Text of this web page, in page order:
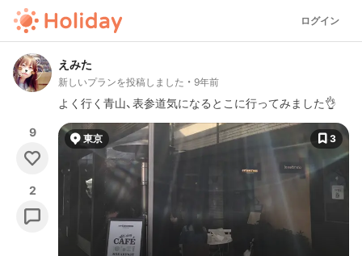
ログイン
えみた
新しいプランを投稿しました 9年前
よく行く青山、表参道気になるとこに行ってみました👌
9
2
東京 3